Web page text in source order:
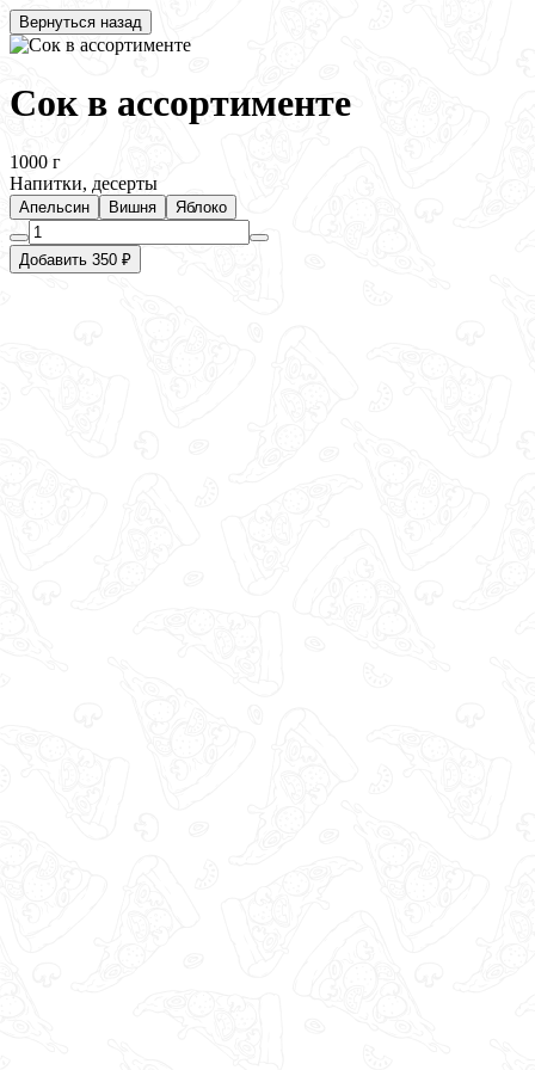
Вернуться назад
Сок в ассортименте
1000 г
Напитки, десерты
Апельсин Вишня Яблоко
Добавить 350 ₽